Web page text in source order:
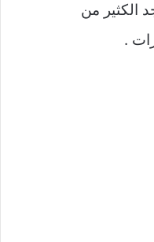
الكثير من
.